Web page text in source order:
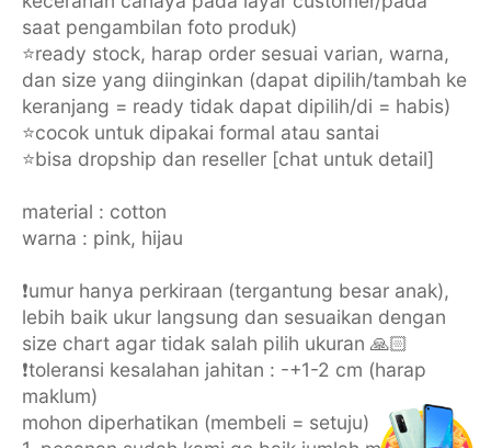
saat pengambilan foto produk)
⭐️ready stock, harap order sesuai varian, warna,
dan size yang diinginkan (dapat dipilih/tambah ke
keranjang = ready tidak dapat dipilih/di = habis)
⭐️cocok untuk dipakai formal atau santai
⭐️bisa dropship dan reseller [chat untuk detail]
material : cotton
warna : pink, hijau
❗️umur hanya perkiraan (tergantung besar anak),
lebih baik ukur langsung dan sesuaikan dengan
size chart agar tidak salah pilih ukuran 🙏🏻
❗️toleransi kesalahan jahitan : -+1-2 cm (harap
maklum)
mohon diperhatikan (membeli = setuju)